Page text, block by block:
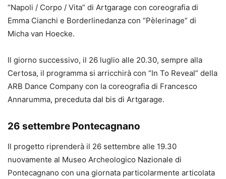
“Napoli / Corpo / Vita” di Artgarage con coreografia di
Emma Cianchi e Borderlinedanza con “Pèlerinage” di
Micha van Hoecke.
Il giorno successivo, il 26 luglio alle 20.30, sempre alla
Certosa, il programma si arricchirà con “In To Reveal” della
ARB Dance Company con la coreografia di Francesco
Annarumma, preceduta dal bis di Artgarage.
26 settembre Pontecagnano
Il progetto riprenderà il 26 settembre alle 19.30
nuovamente al Museo Archeologico Nazionale di
Pontecagnano con una giornata particolarmente articolata